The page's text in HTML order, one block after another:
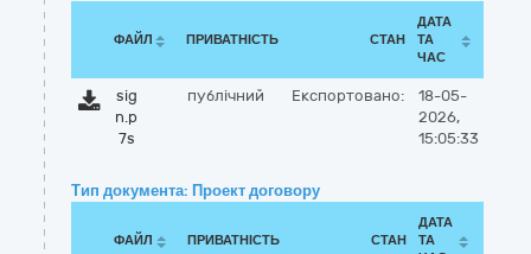
ФАЙЛ ПРИВАТНІСТЬ СТАН
ДАТА
ТА
ЧАС
sig
n.p
7s
публічний Експортовано:
18-05-
2026,
15:05:33
Тип документа: Проект договору
ФАЙЛ ПРИВАТНІСТЬ СТАН
ДАТА
ТА